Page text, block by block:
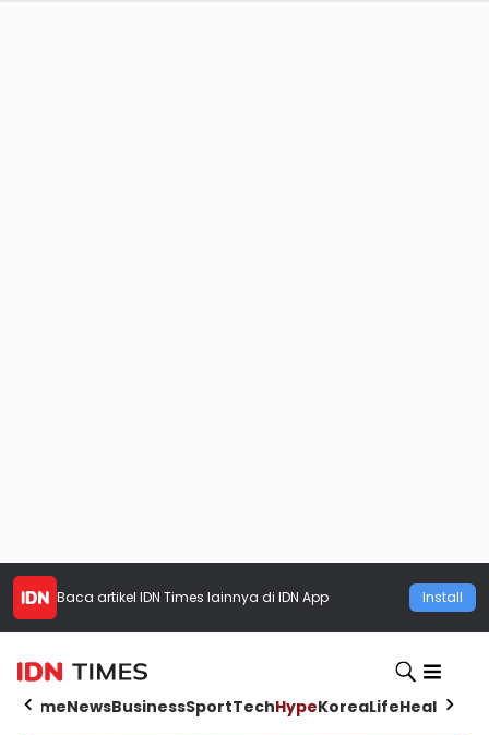
Baca artikel IDN Times lainnya di IDN App Install
HomeNewsBusinessSportTechHypeKoreaLifeHealth